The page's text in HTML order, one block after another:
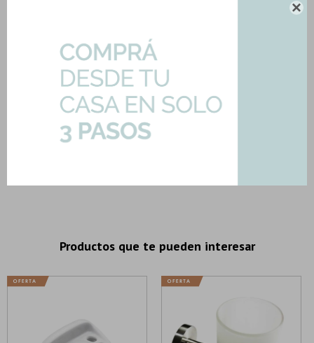

Jaboneras De Vidrio Metal
P/aplicar Carysa
FV-CARYSA-JABONERA-V
Productos que te pueden interesar